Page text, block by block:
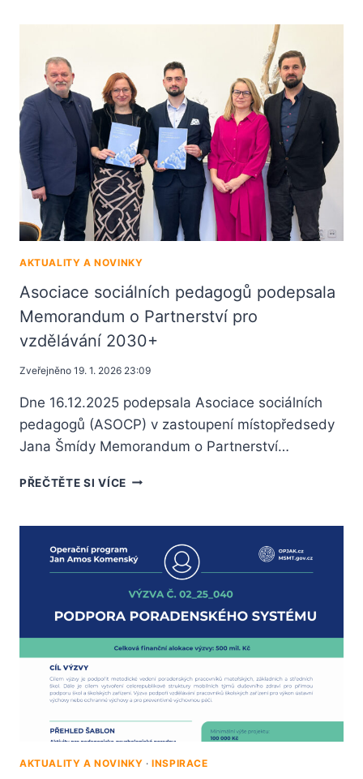
AKTUALITY A NOVINKY
Asociace sociálních pedagogů podepsala
Memorandum o Partnerství pro
vzdělávání 2030+
Zveřejněno 19. 1. 2026 23:09
Dne 16.12.2025 podepsala Asociace sociálních
pedagogů (ASOCP) v zastoupení místopředsedy
Jana Šmídy Memorandum o Partnerství…
PŘEČTĚTE SI VÍCE
AKTUALITY A NOVINKY ·INSPIRACE